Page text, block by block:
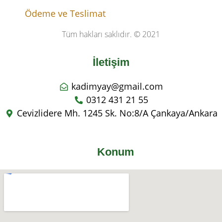
Ödeme ve Teslimat
Tüm hakları saklıdır. © 2021
İletişim
kadimyay@gmail.com
0312 431 21 55
Cevizlidere Mh. 1245 Sk. No:8/A Çankaya/Ankara
Konum